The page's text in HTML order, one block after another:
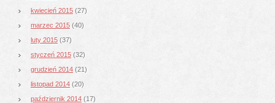
kwiecień 2015 (27)
marzec 2015 (40)
luty 2015 (37)
styczeń 2015 (32)
grudzień 2014 (21)
listopad 2014 (20)
październik 2014 (17)